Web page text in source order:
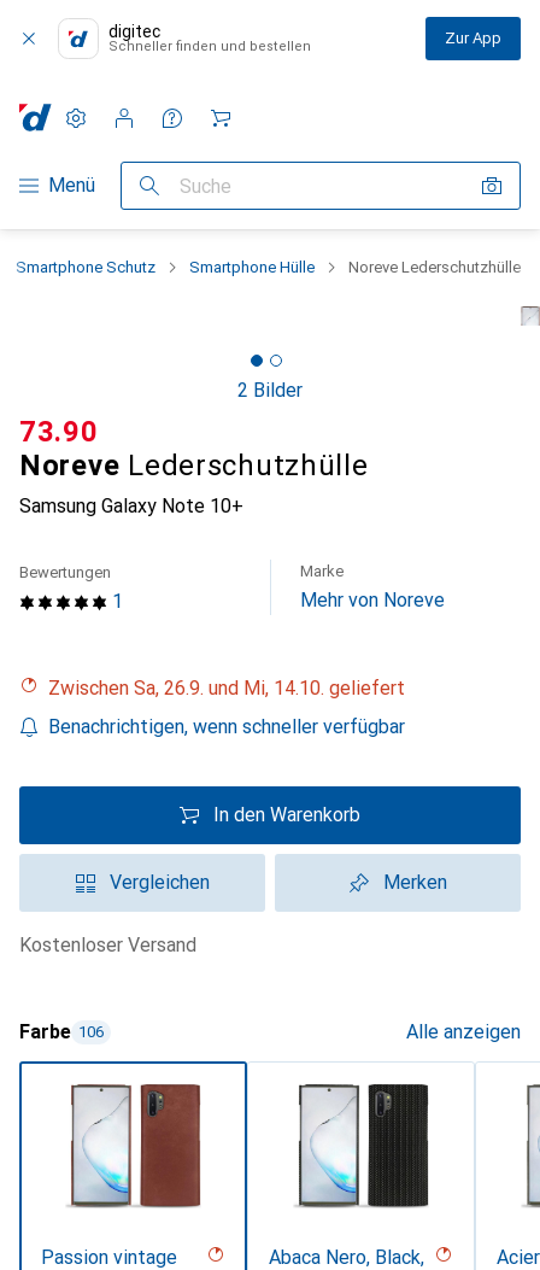
digitec
Schneller finden und bestellen Zur App
Navigation nach Kategorien
Menü Suche
Einstellungen
Kundenkonto
Vergleichslisten
Merklisten
Warenkorb
Smartphone Schutz Smartphone Hülle Noreve Lederschutzhülle
2 Bilder
Noreve Lederschutzhülle
Samsung Galaxy Note 10+
CHF
73.90
1
Bewertungen Marke
Mehr von Noreve
Zwischen Sa, 26.9. und Mi, 14.10. geliefert
Benachrichtigen, wenn schneller verfügbar
In den Warenkorb
Vergleichen Merken
kostenloser Versand
Farbe 106 Alle anzeigen
Passion vintage
Abaca Nero, Black,